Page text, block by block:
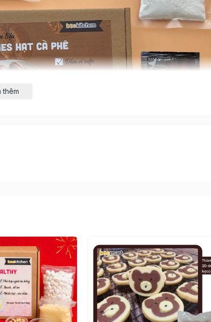
ĐẦY ĐỦ NGUYÊN LIỆU gồm có: Bột mì, bơ lạt, đường,
(kể từ khi bạn đặt hàng)
thêm